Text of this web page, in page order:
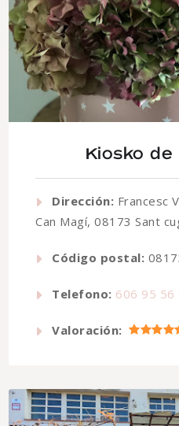
Kiosko de
Dirección: Francesc
Can Magí, 08173 Sant
Código postal:
Telefono: 606 95 56
Valoración: